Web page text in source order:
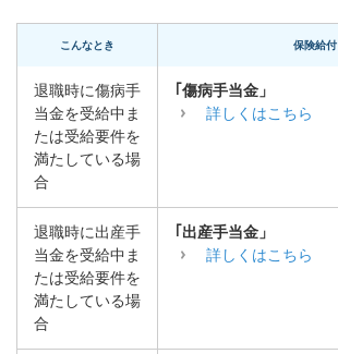
こんなとき 保険給付
退職時に傷病手
当金を受給中ま
たは受給要件を
満たしている場
合
｢傷病手当金」
詳しくはこちら
退職時に出産手
当金を受給中ま
たは受給要件を
満たしている場
合
｢出産手当金」
詳しくはこちら